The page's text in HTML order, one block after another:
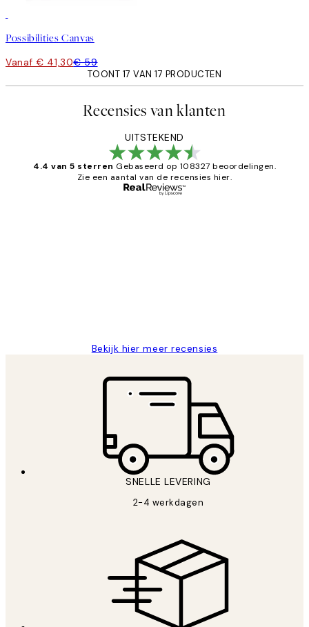
Possibilities Canvas
Vanaf € 41,30€ 59
TOONT 17 VAN 17 PRODUCTEN
Recensies van klanten
UITSTEKEND
4.4 van 5 sterren Gebaseerd op 108327 beoordelingen.
Zie een aantal van de recensies hier.
Bekijk hier meer recensies
SNELLE LEVERING
2-4 werkdagen